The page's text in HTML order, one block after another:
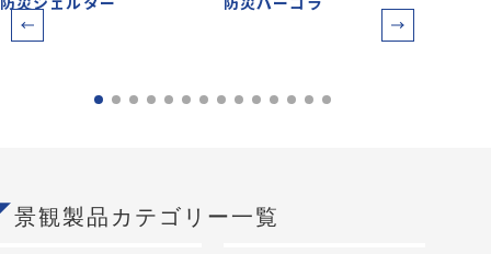
景観製品カテゴリー一覧